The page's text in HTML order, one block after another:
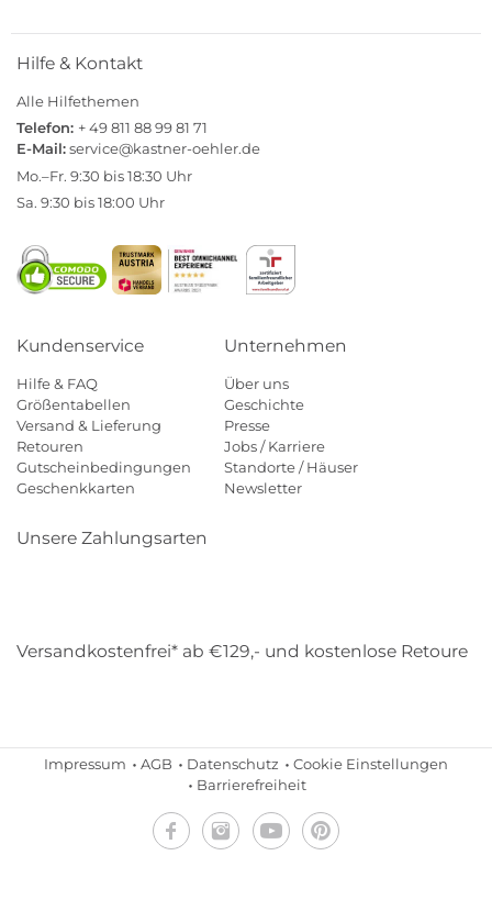
Hilfe & Kontakt
Alle Hilfethemen
Telefon: + 49 811 88 99 81 71
E-Mail:service@kastner-oehler.de
Mo.–Fr. 9:30 bis 18:30 Uhr
Sa. 9:30 bis 18:00 Uhr
Kundenservice
Hilfe & FAQ
Größentabellen
Versand & Lieferung
Retouren
Gutscheinbedingungen
Geschenkkarten
Unternehmen
Über uns
Geschichte
Presse
Jobs / Karriere
Standorte / Häuser
Newsletter
Unsere Zahlungsarten
Versandkostenfrei* ab €129,- und kostenlose Retoure
Impressum AGB Datenschutz
Cookie Einstellungen
Barrierefreiheit